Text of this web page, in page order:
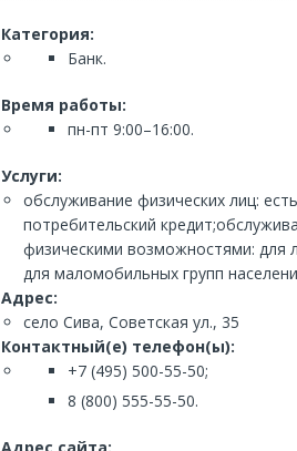
Категория:
Банк.
Время работы:
пн-пт 9:00–16:00.
Услуги:
обслуживание физических лиц:
потребительский
физическими возможностями: для
для маломобильных групп
Адрес:
село Сива, Советская ул., 35
Контактный(е) телефон(ы):
+7 (495) 500-55-50;
8 (800) 555-55-50.